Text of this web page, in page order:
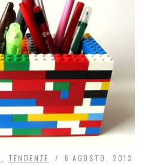
TENDENZE 6 AGOSTO, 2013